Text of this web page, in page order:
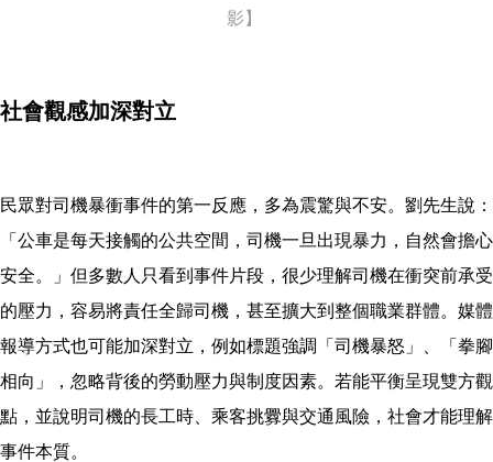
影】
社會觀感加深對立
民眾對司機暴衝事件的第一反應，多為震驚與不安。劉先生說：
「公車是每天接觸的公共空間，司機一旦出現暴力，自然會擔心
安全。」但多數人只看到事件片段，很少理解司機在衝突前承受
的壓力，容易將責任全歸司機，甚至擴大到整個職業群體。媒體
報導方式也可能加深對立，例如標題強調「司機暴怒」、「拳腳
相向」，忽略背後的勞動壓力與制度因素。若能平衡呈現雙方觀
點，並說明司機的長工時、乘客挑釁與交通風險，社會才能理解
事件本質。